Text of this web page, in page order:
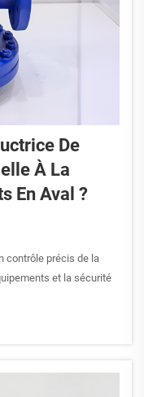
De
À La
En Aval ?
contrôle précis de la
et la sécurité
dépasse les limites de
pannes